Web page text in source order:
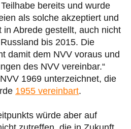
bereits und wurde
als solche akzeptiert und
in Abrede gestellt, auch nicht
bis 2015. Die
damit dem NVV voraus und
des NVV vereinbar.“
1969 unterzeichnet, die
1955 vereinbart.
würde aber auf